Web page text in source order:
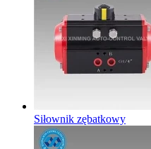
Siłownik zębatkowy